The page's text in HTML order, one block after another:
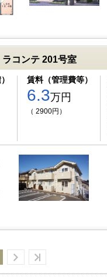
コンテ 201号室
賃料（管理費等）
6.3万円
（ 2900円）